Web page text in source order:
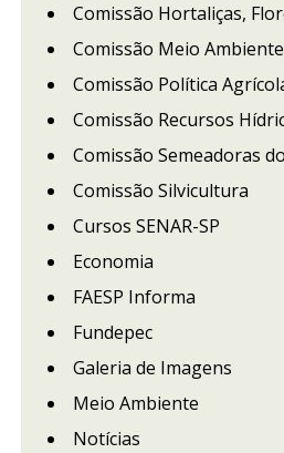
Comissão Hortaliças,
Comissão Meio Ambiente
Comissão Política
Comissão Recursos
Comissão Semeadoras
Comissão Silvicultura
Cursos SENAR-SP
Economia
FAESP Informa
Fundepec
Galeria de Imagens
Meio Ambiente
Notícias